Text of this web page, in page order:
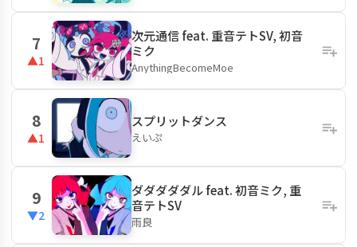
7
▲1
次元通信 feat. 重音テトSV, 初音
ミク
AnythingBecomeMoe
8
▲1
スプリットダンス
えいぷ
9
▼2
ダダダダダル feat. 初音ミク, 重
音テトSV
雨良